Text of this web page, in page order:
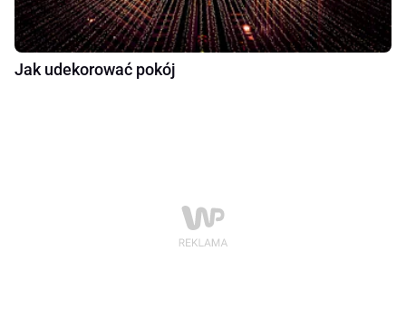
Jak udekorować pokój